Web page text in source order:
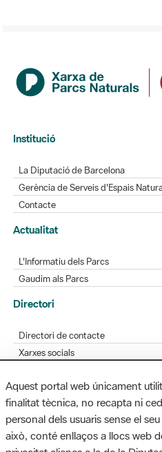
Institució
La Diputació de Barcelona
Gerència de Serveis d'Espais
Contacte
Actualitat
L'Informatiu dels Parcs
Gaudim als Parcs
Directori
Directori de contacte
Xarxes socials
Bústia de suggeriments
Opineu sobre els parcs
Aquest portal web únicament
finalitat tècnica, no recapta ni
personal dels usuaris sense el
això, conté enllaços a llocs web